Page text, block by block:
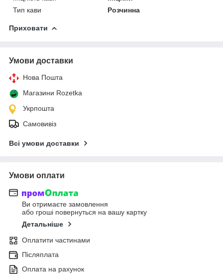
Тип кави
Розчинна
Приховати
Умови доставки
Нова Пошта
Магазини Rozetka
Укрпошта
Самовивіз
Всі умови доставки
Умови оплати
Ви отримаєте замовлення
або гроші повернуться на вашу картку
Детальніше
Оплатити частинами
Післяплата
Оплата на рахунок